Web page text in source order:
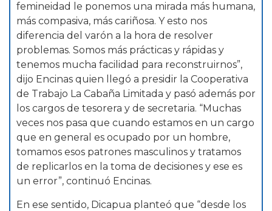
femineidad le ponemos una mirada más humana,
más compasiva, más cariñosa. Y esto nos
diferencia del varón a la hora de resolver
problemas. Somos más prácticas y rápidas y
tenemos mucha facilidad para reconstruirnos”,
dijo Encinas quien llegó a presidir la Cooperativa
de Trabajo La Cabaña Limitada y pasó además por
los cargos de tesorera y de secretaria. “Muchas
veces nos pasa que cuando estamos en un cargo
que en general es ocupado por un hombre,
tomamos esos patrones masculinos y tratamos
de replicarlos en la toma de decisiones y ese es
un error”, continuó Encinas.
En ese sentido, Dicapua planteó que “desde los